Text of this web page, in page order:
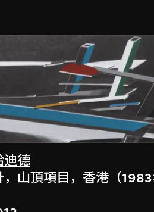
迪德
，山頂項目，香港（